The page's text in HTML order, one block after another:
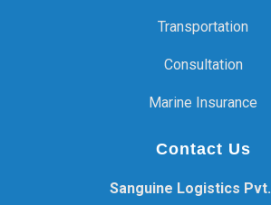
Transportation
Consultation
Marine Insurance
Contact Us
Sanguine Logistics